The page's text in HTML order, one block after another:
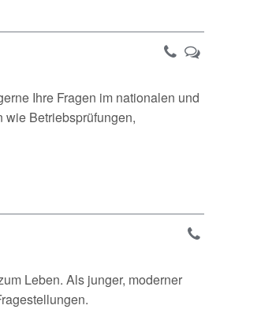
Ihre Fragen im nationalen und
wie Betriebsprüfungen,
Leben. Als junger, moderner